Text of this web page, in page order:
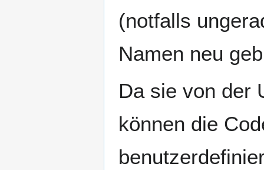
(notfalls
Namen neu
Da sie von der
können die